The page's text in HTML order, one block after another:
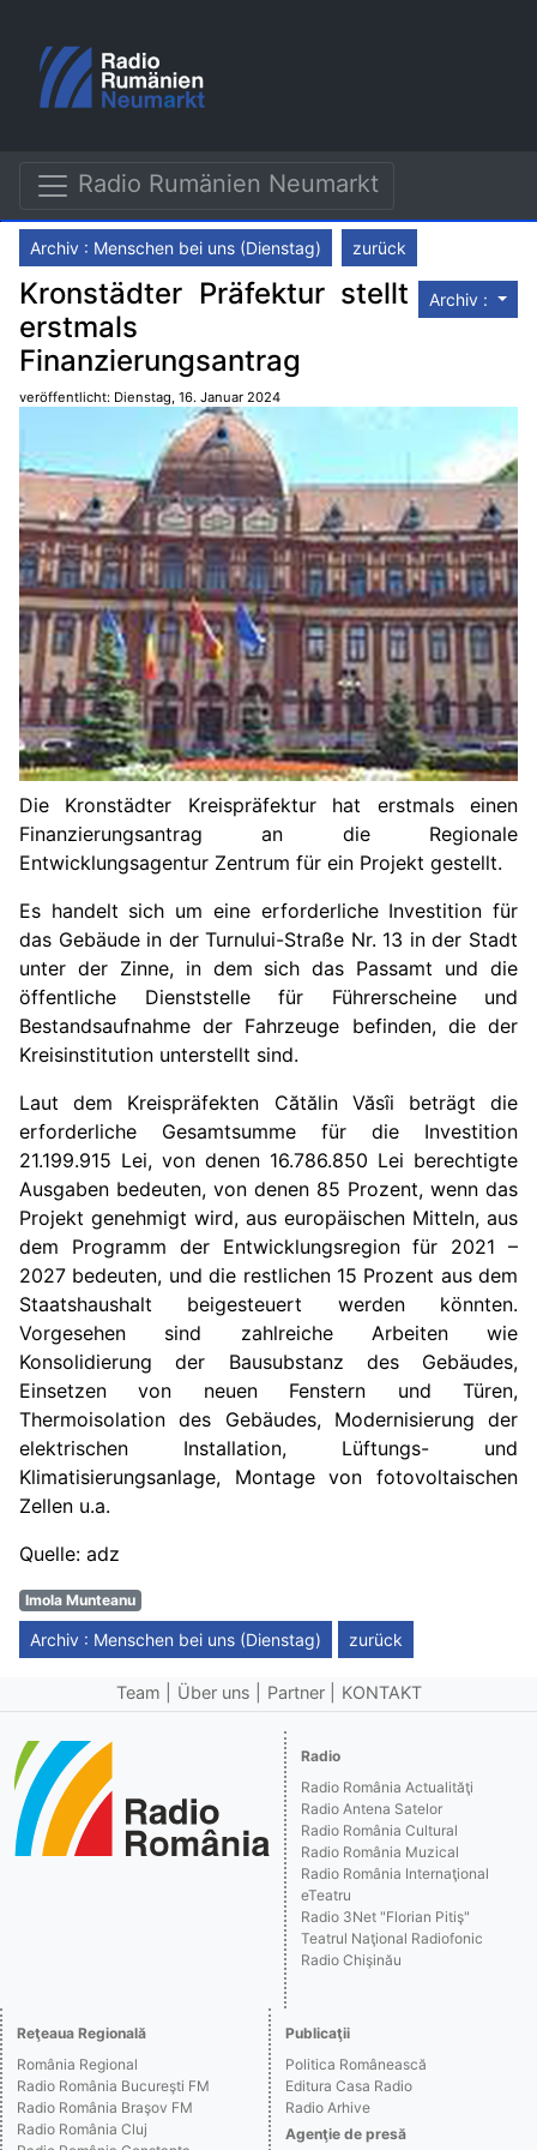
Radio Rumänien Neumarkt
Archiv : Menschen bei uns (Dienstag) zurück
Archiv :
Kronstädter Präfektur stellt
erstmals
Finanzierungsantrag
veröffentlicht: Dienstag, 16. Januar 2024
Die Kronstädter Kreispräfektur hat erstmals einen
Finanzierungsantrag an die Regionale
Entwicklungsagentur Zentrum für ein Projekt gestellt.
Es handelt sich um eine erforderliche Investition für
das Gebäude in der Turnului-Straße Nr. 13 in der Stadt
unter der Zinne, in dem sich das Passamt und die
öffentliche Dienststelle für Führerscheine und
Bestandsaufnahme der Fahrzeuge befinden, die der
Kreisinstitution unterstellt sind.
Laut dem Kreispräfekten Cătălin Văsîi beträgt die
erforderliche Gesamtsumme für die Investition
21.199.915 Lei, von denen 16.786.850 Lei berechtigte
Ausgaben bedeuten, von denen 85 Prozent, wenn das
Projekt genehmigt wird, aus europäischen Mitteln, aus
dem Programm der Entwicklungsregion für 2021 –
2027 bedeuten, und die restlichen 15 Prozent aus dem
Staatshaushalt beigesteuert werden könnten.
Vorgesehen sind zahlreiche Arbeiten wie
Konsolidierung der Bausubstanz des Gebäudes,
Einsetzen von neuen Fenstern und Türen,
Thermoisolation des Gebäudes, Modernisierung der
elektrischen Installation, Lüftungs- und
Klimatisierungsanlage, Montage von fotovoltaischen
Zellen u.a.
Quelle: adz
Imola Munteanu
Archiv : Menschen bei uns (Dienstag) zurück
Team Über uns Partner KONTAKT
Radio
Radio România Actualităţi
Radio Antena Satelor
Radio România Cultural
Radio România Muzical
Radio România Internaţional
eTeatru
Radio 3Net "Florian Pitiş"
Teatrul Naţional Radiofonic
Radio Chişinău
Reţeaua Regională
România Regional
Radio România Bucureşti FM
Radio România Braşov FM
Radio România Cluj
Publicaţii
Politica Românească
Editura Casa Radio
Radio Arhive
Agenţie de presă